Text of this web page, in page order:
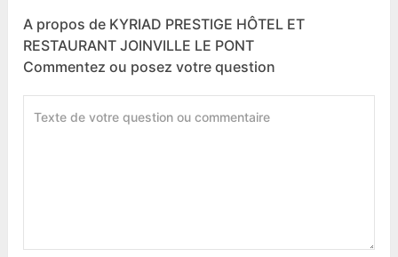
A propos de KYRIAD PRESTIGE HÔTEL ET
RESTAURANT JOINVILLE LE PONT
Commentez ou posez votre question